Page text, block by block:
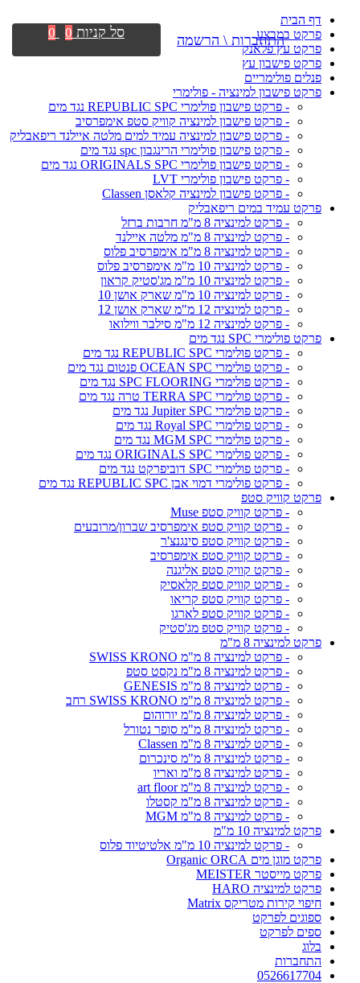
דף הבית
פרקט במבצע
פרקט עץ פלאנק
פרקט פישבון עץ
פנלים פולימריים
פרקט פישבון למינציה - פולימרי
- פרקט פישבון פולימרי REPUBLIC SPC נגד מים
- פרקט פישבון למינציה קוויק סטפ אימפרסיב
- פרקט פישבון למינציה עמיד למים מלטה איילנד ריפאבליק
- פרקט פישבון פולימרי הרינגבון spc נגד מים
- פרקט פישבון פולימרי ORIGINALS SPC נגד מים
- פרקט פישבון פולימרי LVT
- פרקט פישבון למינציה קלאסן Classen
פרקט עמיד במים ריפאבליק
- פרקט למינציה 8 מ"מ חרבות ברזל
- פרקט למינציה 8 מ"מ מלטה איילנד
- פרקט למינציה 8 מ"מ אימפרסיב פלוס
- פרקט למינציה 10 מ"מ אימפרסיב פלוס
- פרקט למינציה 10 מ"מ מג'סטיק קראון
- פרקט למינציה 10 מ"מ שארק אושן 10
- פרקט למינציה 12 מ"מ שארק אושן 12
- פרקט למינציה 12 מ"מ סילבר ווילואו
פרקט פולימרי SPC נגד מים
- פרקט פולימרי REPUBLIC SPC נגד מים
- פרקט פולימרי OCEAN SPC פנטום נגד מים
- פרקט פולימרי SPC FLOORING נגד מים
- פרקט פולימרי TERRA SPC טרה נגד מים
- פרקט פולימרי Jupiter SPC נגד מים
- פרקט פולימרי Royal SPC נגד מים
- פרקט פולימרי MGM SPC נגד מים
- פרקט פולימרי ORIGINALS SPC נגד מים
- פרקט פולימרי SPC דוביפרקט נגד מים
- פרקט פולימרי דמוי אבן REPUBLIC SPC נגד מים
פרקט קוויק סטפ
- פרקט קוויק סטפ Muse
- פרקט קוויק סטפ אימפרסיב שברון/מרובעים
- פרקט קוויק סטפ סינגנצ'ר
- פרקט קוויק סטפ אימפרסיב
- פרקט קוויק סטפ אליגנה
- פרקט קוויק סטפ קלאסיק
- פרקט קוויק סטפ קריאו
- פרקט קוויק סטפ לארגו
- פרקט קוויק סטפ מג'סטיק
פרקט למינציה 8 מ"מ
- פרקט למינציה 8 מ"מ SWISS KRONO
- פרקט למינציה 8 מ"מ נקסט סטפ
- פרקט למינציה 8 מ"מ GENESIS
- פרקט למינציה 8 מ"מ SWISS KRONO רחב
- פרקט למינציה 8 מ"מ יורוהום
- פרקט למינציה 8 מ"מ סופר נטורל
- פרקט למינציה 8 מ"מ Classen
- פרקט למינציה 8 מ"מ סינכרום
- פרקט למינציה 8 מ"מ ואריו
- פרקט למינציה 8 מ"מ art floor
- פרקט למינציה 8 מ"מ קסטלו
- פרקט למינציה 8 מ"מ MGM
פרקט למינציה 10 מ"מ
- פרקט למינציה 10 מ"מ אלטיטיוד פלוס
פרקט מוגן מים Organic ORCA
פרקט מייסטר MEISTER
פרקט למינציה HARO
חיפוי קירות מטריקס Matrix
ספוגים לפרקט
ספים לפרקט
בלוג
התחברות
0526617704
התחברות \ הרשמה סל קניות 0
0